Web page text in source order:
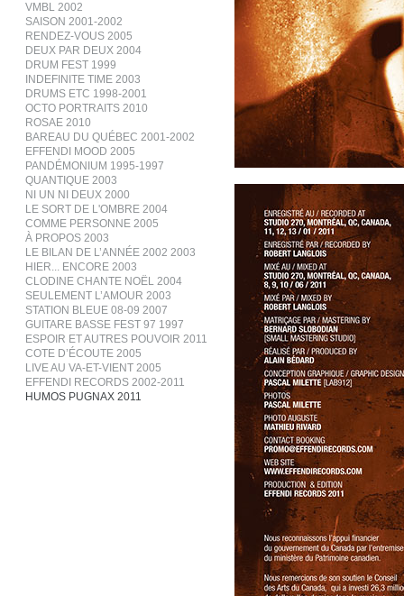
VMBL 2002
SAISON 2001-2002
RENDEZ-VOUS 2005
DEUX PAR DEUX 2004
DRUM FEST 1999
INDEFINITE TIME 2003
DRUMS ETC 1998-2001
OCTO PORTRAITS 2010
ROSAE 2010
BAREAU DU QUÉBEC 2001-2002
EFFENDI MOOD 2005
PANDÉMONIUM 1995-1997
QUANTIQUE 2003
NI UN NI DEUX 2000
LE SORT DE L'OMBRE 2004
COMME PERSONNE 2005
À PROPOS 2003
LE BILAN DE L’ANNÉE 2002 2003
HIER... ENCORE 2003
CLODINE CHANTE NOËL 2004
SEULEMENT L’AMOUR 2003
STATION BLEUE 08-09 2007
GUITARE BASSE FEST 97 1997
ESPOIR ET AUTRES POUVOIR 2011
COTE D’ÉCOUTE 2005
LIVE AU VA-ET-VIENT 2005
EFFENDI RECORDS 2002-2011
HUMOS PUGNAX 2011